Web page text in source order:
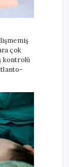
çok
kontrolü